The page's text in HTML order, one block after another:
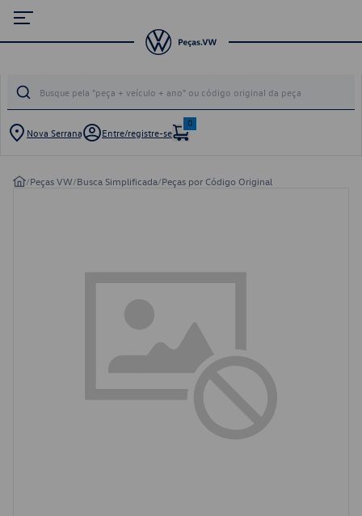
Nova Serrana Entre/registre-se
0
/Peças VW/Busca Simplificada/Peças por Código Original